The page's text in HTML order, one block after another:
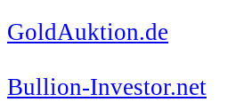
GoldAuktion.de
Bullion-Investor.net